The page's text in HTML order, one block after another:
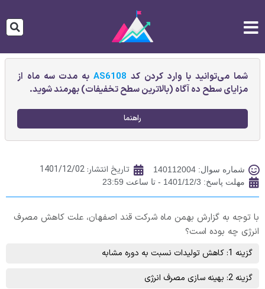
شما می‌توانید با وارد کردن کد AS6108به مدت سه ماه از
مزایای سطح ده آگاه (بالاترین سطح تخفیفات) بهرمند شوید.
راهنما
شماره سوال: 140112004 تاریخ انتشار: 1401/12/02
مهلت پاسخ: 1401/12/3 - تا ساعت 23:59
با توجه به گزارش بهمن ماه شرکت قند اصفهان، علت کاهش مصرف
انرژی چه بوده است؟
گزینه 1: کاهش تولیدات نسبت به دوره مشابه
گزینه 2: بهینه سازی مصرف انرژی